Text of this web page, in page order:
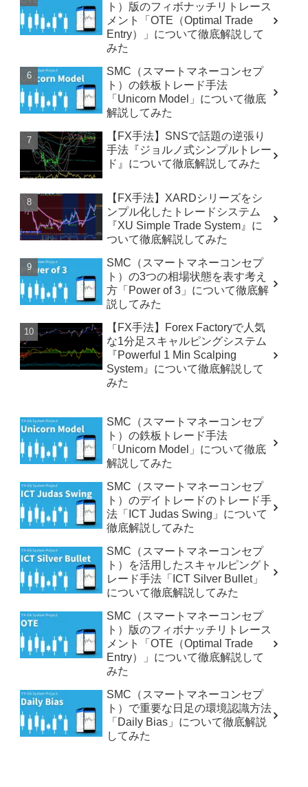
ト）版のフィボナッチリトレース
メント「OTE（Optimal Trade
Entry）」について徹底解説して
みた
SMC（スマートマネーコンセプ
ト）の鉄板トレード手法
「Unicorn Model」について徹底
解説してみた
【FX手法】SNSで話題の逆張り
手法『ジョルノ式シンプルトレー
ド』について徹底解説してみた
【FX手法】XARDシリーズをシ
ンプル化したトレードシステム
『XU Simple Trade System』に
ついて徹底解説してみた
SMC（スマートマネーコンセプ
ト）の3つの相場状態を表す考え
方「Power of 3」について徹底解
説してみた
【FX手法】Forex Factoryで人気
な1分足スキャルピングシステム
『Powerful 1 Min Scalping
System』について徹底解説して
みた
SMC（スマートマネーコンセプ
ト）の鉄板トレード手法
「Unicorn Model」について徹底
解説してみた
SMC（スマートマネーコンセプ
ト）のデイトレードのトレード手
法「ICT Judas Swing」について
徹底解説してみた
SMC（スマートマネーコンセプ
ト）を活用したスキャルピングト
レード手法「ICT Silver Bullet」
について徹底解説してみた
SMC（スマートマネーコンセプ
ト）版のフィボナッチリトレース
メント「OTE（Optimal Trade
Entry）」について徹底解説して
みた
SMC（スマートマネーコンセプ
ト）で重要な日足の環境認識方法
「Daily Bias」について徹底解説
してみた